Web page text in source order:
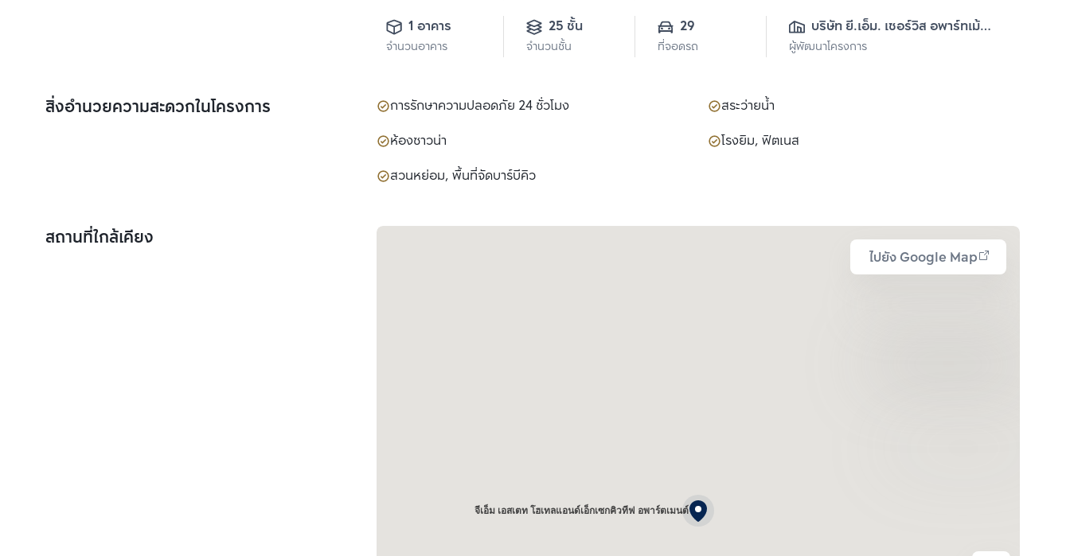
1 อาคาร
จำนวนอาคาร
25 ชั้น
จำนวนชั้น
29
ที่จอดรถ
บริษัท ยี.เอ็ม. เซอร์วิส อพาร์ทเม้นท์
จำกัด
ผู้พัฒนาโครงการ
สิ่งอำนวยความสะดวกในโครงการ การรักษาความปลอดภัย 24 ชั่วโมง
สระว่ายน้ำ
ห้องซาวน่า
โรงยิม, ฟิตเนส
สวนหย่อม, พื้นที่จัดบาร์บีคิว
สถานที่ใกล้เคียง
ไปยัง Google Map
จีเอ็ม เอสเตท โฮเทลแอนด์เอ็กเซกคิวทีฟ อพาร์ตเมนต์